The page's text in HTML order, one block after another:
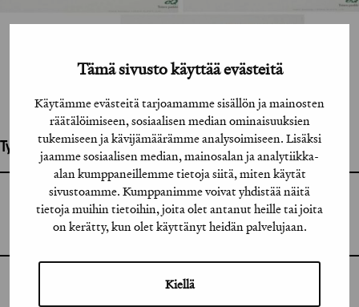
Tämä sivusto käyttää evästeitä
Käytämme evästeitä tarjoamamme sisällön ja mainosten
räätälöimiseen, sosiaalisen median ominaisuuksien
tukemiseen ja kävijämäärämme analysoimiseen. Lisäksi
jaamme sosiaalisen median, mainosalan ja analytiikka-
alan kumppaneillemme tietoja siitä, miten käytät
sivustoamme. Kumppanimme voivat yhdistää näitä
tietoja muihin tietoihin, joita olet antanut heille tai joita
on kerätty, kun olet käyttänyt heidän palvelujaan.
Kiellä
Työhön osallistuneet henkilöt / tahot:
GRAFIA RY
GRAFIA(AT)GRAFIA.FI
UUDENMAANKATU 11 B 9,
00120 HELSINKI
INSTAGRAM